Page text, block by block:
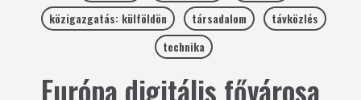
közigazgatás: külföldön
társadalom
távközlés
technika
Európa digitális fővárosa